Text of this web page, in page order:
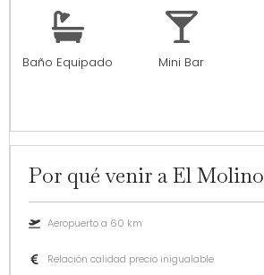
Baño Equipado Mini Bar
Por qué venir a El Molino
Aeropuerto a 60 km
Relación calidad precio inigualable